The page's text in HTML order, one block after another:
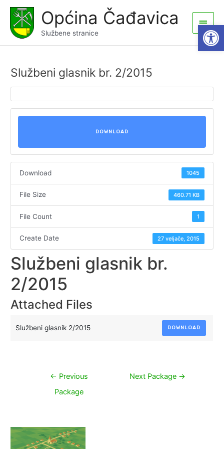
content
Općina Čađavica
Službene stranice
Main
Menu
Službeni glasnik br. 2/2015
DOWNLOAD
Download 1045
File Size 460.71 KB
File Count 1
Create Date 27 veljače, 2015
Službeni glasnik br.
2/2015
Attached Files
Službeni glasnik 2/2015 DOWNLOAD
Navigacija
← Previous
Package
Next Package →